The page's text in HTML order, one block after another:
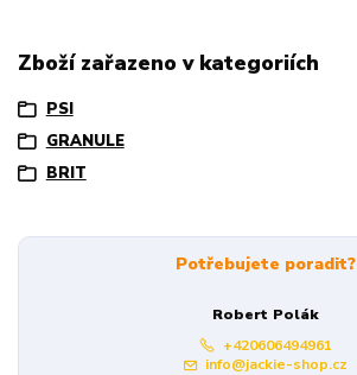
Zboží zařazeno v kategoriích
PSI
GRANULE
BRIT
Potřebujete poradit?
Robert Polák
+420606494961
info@jackie-shop.cz